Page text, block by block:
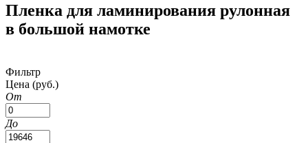
Пленка для ламинирования рулонная
в большой намотке
Фильтр
Цена (руб.)
От
До